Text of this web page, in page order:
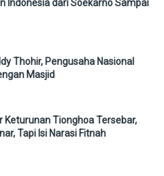
Indonesia dari Soekarno Sampai
Thohir, Pengusaha Nasional
Masjid
Keturunan Tionghoa Tersebar,
Tapi Isi Narasi Fitnah